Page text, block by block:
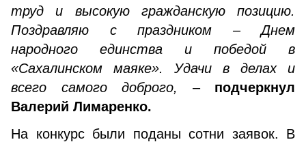
труд и высокую гражданскую позицию.
Поздравляю с праздником – Днем
народного единства и победой в
«Сахалинском маяке». Удачи в делах и
всего самого доброго, – подчеркнул
Валерий Лимаренко.
На конкурс были поданы сотни заявок. В